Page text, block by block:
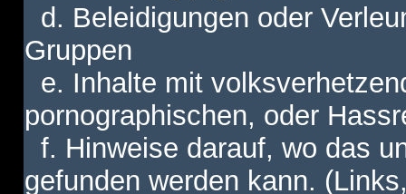
d. Beleidigungen oder
Gruppen
e. Inhalte mit
pornographischen, oder
f. Hinweise darauf, wo das
gefunden werden kann.